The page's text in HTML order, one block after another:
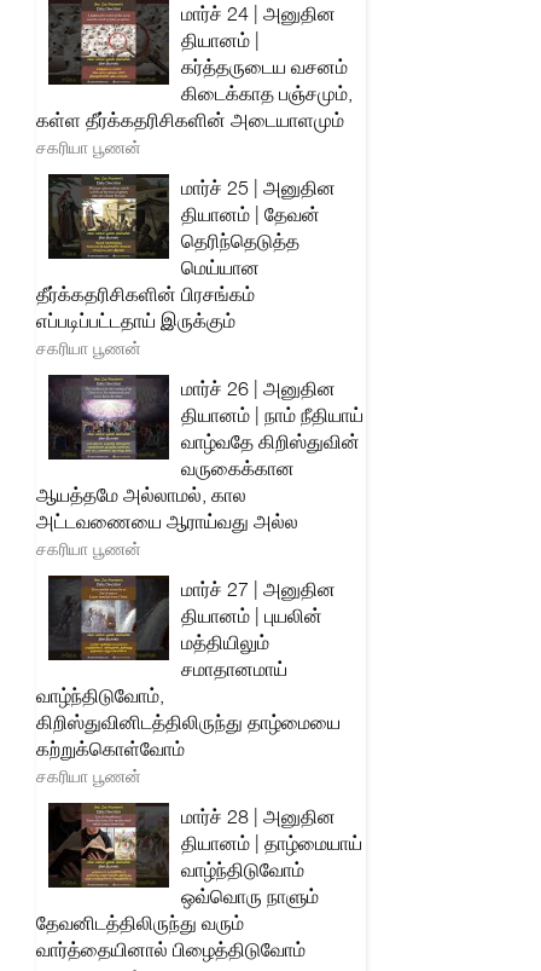
மார்ச் 24 | அனுதின
தியானம் |
கர்த்தருடைய வசனம்
கிடைக்காத பஞ்சமும்,
கள்ள தீர்க்கதரிசிகளின் அடையாளமும்
சகரியா பூணன்
மார்ச் 25 | அனுதின
தியானம் | தேவன்
தெரிந்தெடுத்த
மெய்யான
தீர்க்கதரிசிகளின் பிரசங்கம்
எப்படிப்பட்டதாய் இருக்கும்
சகரியா பூணன்
மார்ச் 26 | அனுதின
தியானம் | நாம் நீதியாய்
வாழ்வதே கிறிஸ்துவின்
வருகைக்கான
ஆயத்தமே அல்லாமல், கால
அட்டவணையை ஆராய்வது அல்ல
சகரியா பூணன்
மார்ச் 27 | அனுதின
தியானம் | புயலின்
மத்தியிலும்
சமாதானமாய்
வாழ்ந்திடுவோம்,
கிறிஸ்துவினிடத்திலிருந்து தாழ்மையை
கற்றுக்கொள்வோம்
சகரியா பூணன்
மார்ச் 28 | அனுதின
தியானம் | தாழ்மையாய்
வாழ்ந்திடுவோம்
ஒவ்வொரு நாளும்
தேவனிடத்திலிருந்து வரும்
வார்த்தையினால் பிழைத்திடுவோம்